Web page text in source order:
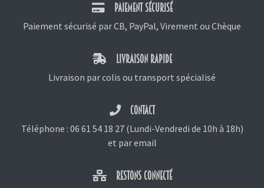
PAIEMENT SÉCURISÉ
Paiement sécurisé par CB, PayPal, Virement ou Chèque
LIVRAISON RAPIDE
Livraison par colis ou transport spécialisé
CONTACT
Téléphone : 06 61 54 18 27(Lundi-Vendredi de 10h à 18h)
et par email
RESTONS CONNECTÉ